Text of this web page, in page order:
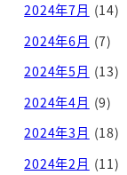
2024年7月 (14)
2024年6月 (7)
2024年5月 (13)
2024年4月 (9)
2024年3月 (18)
2024年2月 (11)